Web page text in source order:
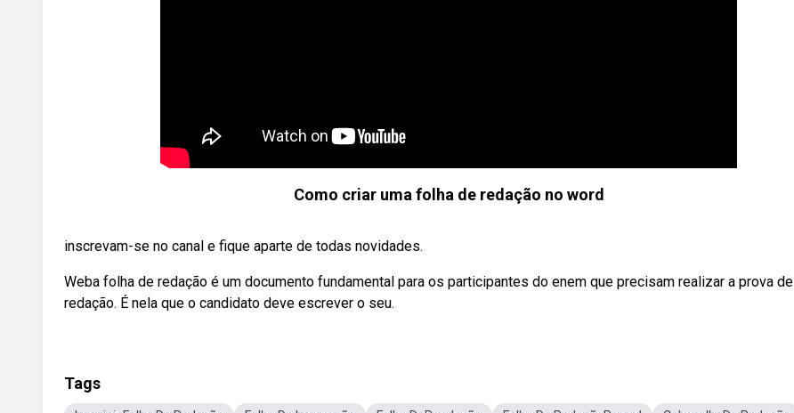
Como criar uma folha de redação no word
inscrevam-se no canal e fique aparte de todas novidades.
Weba folha de redação é um documento fundamental para os participantes do enem que precisam realizar a prova de
redação. É nela que o candidato deve escrever o seu.
Tags